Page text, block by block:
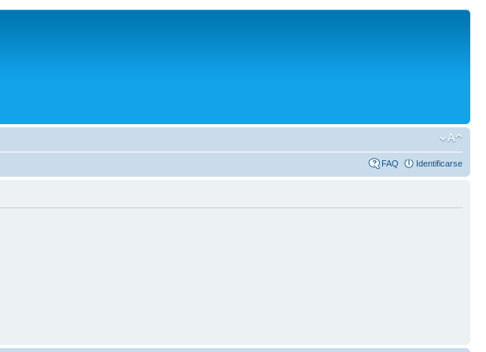
FAQ Identificarse